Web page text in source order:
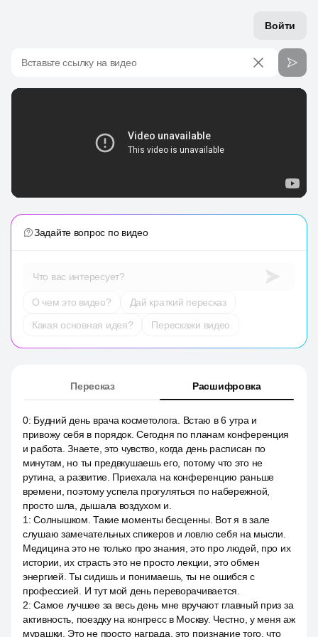
Войти
Вставьте ссылку на видео
Задайте вопрос по видео
Что вас интересует?
О чем это видео?
Дай краткий пересказ
Какая основная идея?
Перескажи видео
Пересказ Расшифровка
0: Будний день врача косметолога. Встаю в 6 утра и
привожу себя в порядок. Сегодня по планам конференция
и работа. Знаете, это чувство, когда день расписан по
минутам, но ты предвкушаешь его, потому что это не
рутина, а развитие. Приехала на конференцию раньше
времени, поэтому успела прогуляться по набережной,
просто шла, дышала воздухом и.
1 :Солнышком. Такие моменты бесценны. Вот я в зале
слушаю замечательных спикеров и ловлю себя на мысли.
Медицина это не только про знания, это про людей, про их
истории, их страсть это не просто лекции, это обмен
энергией. Ты сидишь и понимаешь, ты не ошибся с
профессией. И тут мой день переворачивается.
2:Самое лучшее за весь день мне вручают главный приз за
активность, поездку на конгресс в Москву. Честно, у меня аж
мурашки. Это не просто награда, это признание того, что